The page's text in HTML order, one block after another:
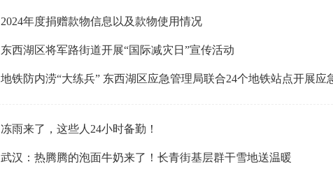
2024年度捐赠款物信息以及款物使用情况
东西湖区将军路街道开展“国际减灾日”宣传活动
地铁防内涝“大练兵” 东西湖区应急管理局联合24个地铁站点开展应
冻雨来了，这些人24小时备勤！
武汉：热腾腾的泡面牛奶来了！长青街基层群干雪地送温暖